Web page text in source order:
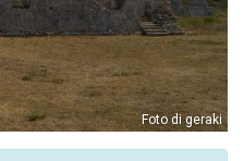
Foto di geraki